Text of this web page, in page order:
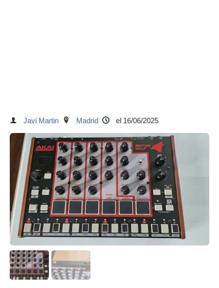
Javi Martin Madrid el 16/06/2025